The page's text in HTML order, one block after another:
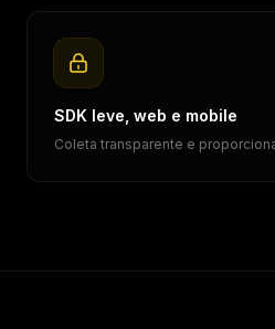
SDK leve, web e mobile
Coleta transparente e